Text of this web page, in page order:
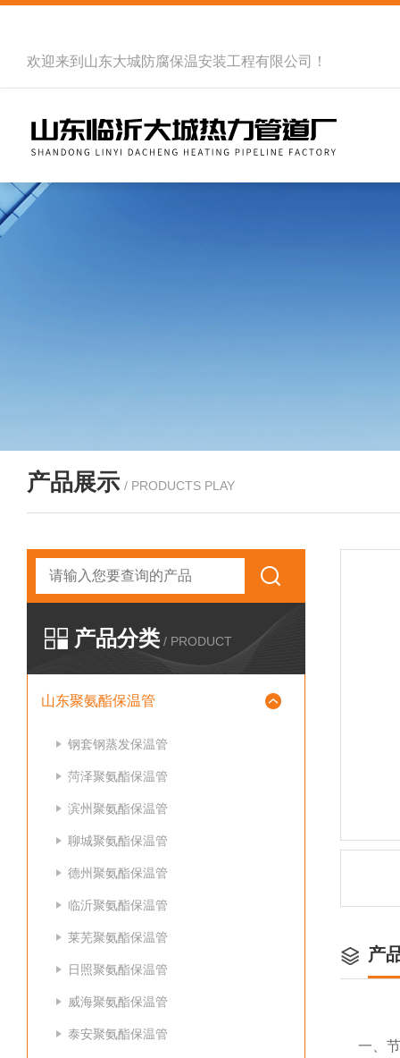
欢迎来到 山东大城防腐保温安装工程有限公司 ！
产品展示 / PRODUCTS PLAY
产品分类 / PRODUCT
山东聚氨酯保温管
钢套钢蒸发保温管
菏泽聚氨酯保温管
滨州聚氨酯保温管
聊城聚氨酯保温管
德州聚氨酯保温管
临沂聚氨酯保温管
莱芜聚氨酯保温管
日照聚氨酯保温管
威海聚氨酯保温管
泰安聚氨酯保温管
产
一、